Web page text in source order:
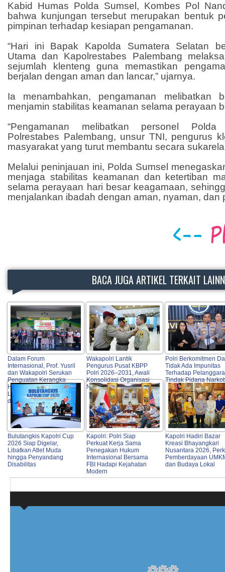
Kabid Humas Polda Sumsel, Kombes Pol
bahwa kunjungan tersebut merupakan bentuk
pimpinan terhadap kesiapan pengamanan.
“Hari ini Bapak Kapolda Sumatera Selatan
Utama dan Kapolrestabes Palembang
sejumlah klenteng guna memastikan
berjalan dengan aman dan lancar,” ujarnya.
Ia menambahkan, pengamanan melibatkan
menjamin stabilitas keamanan selama perayaan
“Pengamanan melibatkan personel Polda
Polrestabes Palembang, unsur TNI, pengurus
masyarakat yang turut membantu secara
Melalui peninjauan ini, Polda Sumsel
menjaga stabilitas keamanan dan ketertiban
selama perayaan hari besar keagamaan,
menjalankan ibadah dengan aman, nyaman, dan
BACA JUGA ARTIKEL TERKAIT
Dalam Forum
Internasional, Prof. Yusril
dan Wakapolri Serukan
Penguatan Kerangka
Hukum Global untuk
Lindungi Perempuan
dan Anak dari TPPO
Wakapolri Lantik
Pengurus Pusat KBPP
Polri 2026–2031, Awali
Konsolidasi Organisasi
Nasional
Polri Berkomitmen
Tidak Ada Impunitas
Terhadap
Tindak Pidana
Bulutangkis Kapolri Cup
2026 Siap Digelar,
Libatkan Atlet Muda
hingga Penyandang
Disabilitas
Kapolri: Polri Siap
Perkuat Kerja Sama
Penegakan Hukum
Internasional Bersama
FBI Hadapi Kejahatan
Modern
Kapolri Hadiri Bazar
Kreasi Bhayangkari
Nusantara 2026,
Pemberdayaan
dan Budaya Lokal